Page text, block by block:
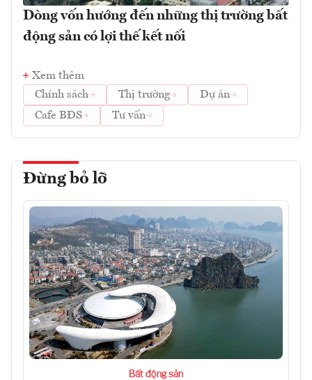
Dòng vốn hướng đến những thị trường bất
động sản có lợi thế kết nối
Xem thêm
Chính sách
Thị trường
Dự án
Cafe BĐS
Tư vấn
Đừng bỏ lỡ
Bất động sản